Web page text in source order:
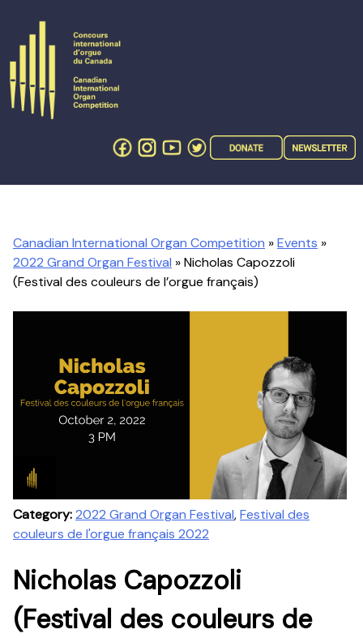
content
Canadian International Organ Competition »Events »
2022 Grand Organ Festival » Nicholas Capozzoli
(Festival des couleurs de l’orgue français)
Category:2022 Grand Organ Festival,Festival des
couleurs de l'orgue français 2022
Nicholas Capozzoli
(Festival des couleurs de